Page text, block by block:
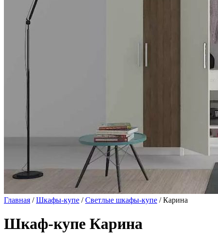
Главная /Шкафы-купе /Светлые шкафы-купе / Карина
Шкаф-купе Карина